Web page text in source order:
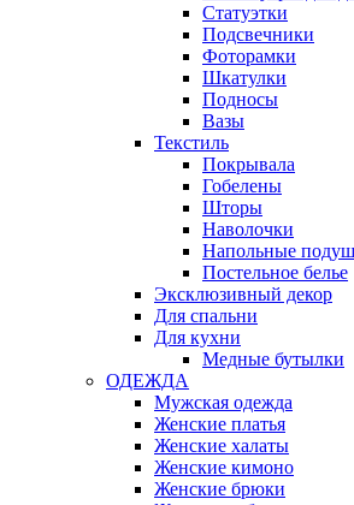
Статуэтки
Подсвечники
Фоторамки
Шкатулки
Подносы
Вазы
Текстиль
Покрывала
Гобелены
Шторы
Наволочки
Напольные
Постельное белье
Эксклюзивный декор
Для спальни
Для кухни
Медные бутылки
ОДЕЖДА
Мужская одежда
Женские платья
Женские халаты
Женские кимоно
Женские брюки